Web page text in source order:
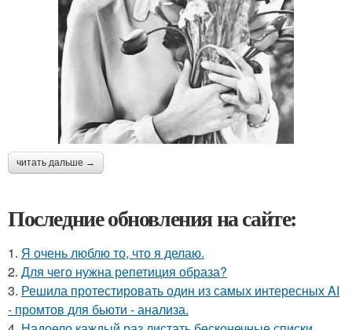
читать дальше →
Последние обновления на сайте:
1. Я очень люблю то, что я делаю.
2. Для чего нужна репетиция образа?
3. Решила протестировать один из самых интересных AI
- промтов для бьюти - анализа.